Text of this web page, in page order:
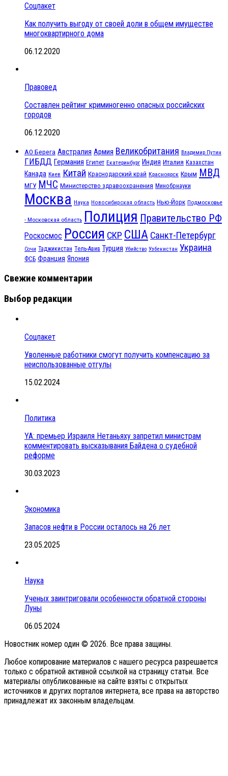
Соцпакет
Как получить выгоду от своей доли в общем имуществе
многоквартирного дома
06.12.2020
Правовед
Составлен рейтинг криминогенно опасных российских
городов
06.12.2020
АО Берега Австралия Армия Великобритания Владимир Путин
ГИБДД Германия Египет Екатеринбург Индия Италия Казахстан
Канада Киев Китай Краснодарский край Красноярск Крым МВД
МГУ МЧС Министерство здравоохранения Минобрнауки
Москва Наука Новосибирская область Нью-Йорк Подмосковье
- Московская область Полиция Правительство РФ
Роскосмос Россия СКР США Санкт-Петербург
Сочи Таджикистан Тель-Авив Турция Убийство Узбекистан Украина
ФСБ Франция Япония
Свежие комментарии
Выбор редакции
Соцпакет
Уволенные работники смогут получить компенсацию за
неиспользованные отгулы
15.02.2024
Политика
YA: премьер Израиля Нетаньяху запретил министрам
комментировать высказывания Байдена о судебной
реформе
30.03.2023
Экономика
Запасов нефти в России осталось на 26 лет
23.05.2025
Наука
Ученых заинтриговали особенности обратной стороны
Луны
06.05.2024
Новостник номер один © 2026. Все права защины.
Любое копирование материалов с нашего ресурса разрешается
только с обратной активной ссылкой на страницу статьи. Все
материалы опубликованные на сайте взяты с открытых
источников и других порталов интернета, все права на авторство
принадлежат их законным владельцам.